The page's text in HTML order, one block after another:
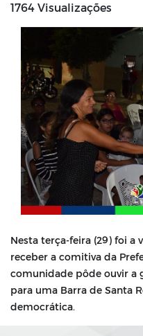
1764 Visualizações
Nesta terça-feira (29) foi a
receber a comitiva da
comunidade pôde ouvir a
para uma Barra de Santa
democrática.